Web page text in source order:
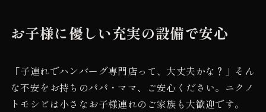
お子様に優しい充実の設備で安心
「子連れでハンバーグ専門店って、大丈夫かな？」そん
な不安をお持ちのパパ・ママ、ご安心ください。ニクノ
トモシビは小さなお子様連れのご家族も大歓迎です。